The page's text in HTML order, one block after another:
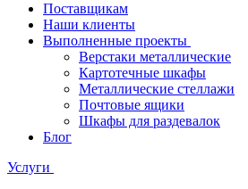
Поставщикам
Наши клиенты
Выполненные проекты
Верстаки металлические
Картотечные шкафы
Металлические стеллажи
Почтовые ящики
Шкафы для раздевалок
Блог
Услуги